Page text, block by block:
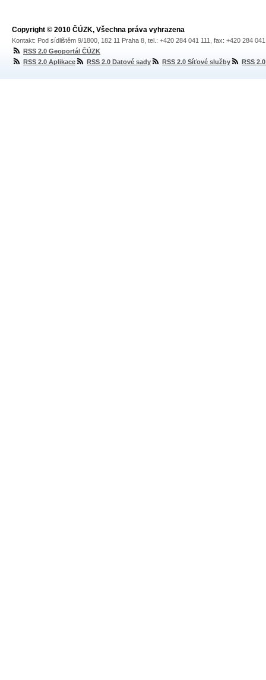
Copyright © 2010 ČÚZK, Všechna práva vyhrazena
Kontakt: Pod sídlištěm 9/1800, 182 11 Praha 8, tel.: +420 284 041 111, fax: +420 284
RSS 2.0 Geoportál ČÚZK
RSS 2.0 Aplikace
RSS 2.0 Datové sady RSS 2.0 Síťové služby RSS